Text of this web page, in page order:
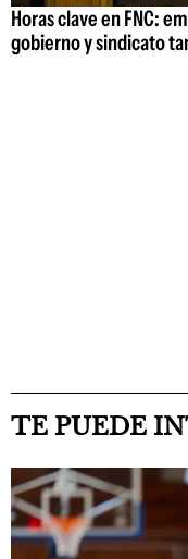
Horas clave en FNC:
gobierno y sindicato
TE PUEDE